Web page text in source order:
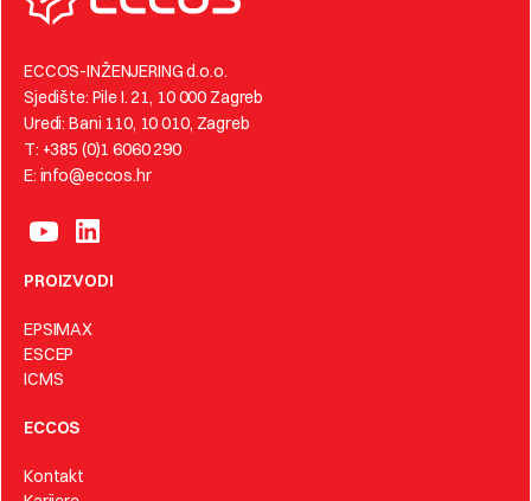
ECCOS-INŽENJERING d.o.o.
Sjedište: Pile I. 21, 10 000 Zagreb
Uredi: Bani 110, 10 010, Zagreb
T: +385 (0)1 6060 290
E: info@eccos.hr
PROIZVODI
EPSIMAX
ESCEP
ICMS
ECCOS
Kontakt